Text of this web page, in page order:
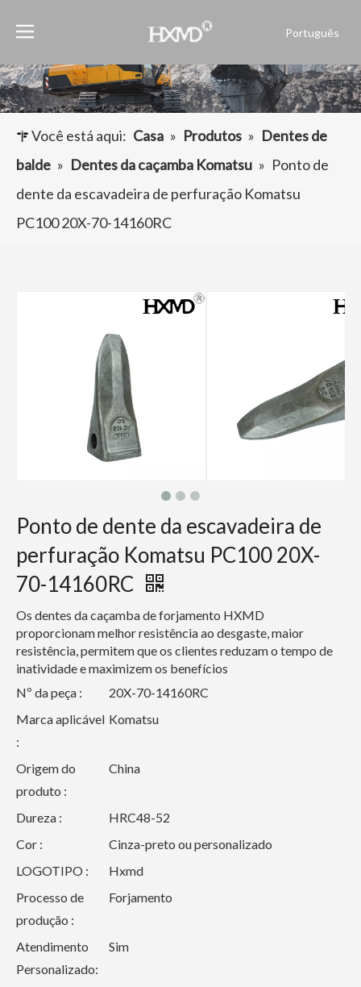
Português
العربية
Français
Pусский
Você está aqui: Casa » Produtos » Dentes de
balde » Dentes da caçamba Komatsu » Ponto de
dente da escavadeira de perfuração Komatsu
PC100 20X-70-14160RC
Ponto de dente da escavadeira de
perfuração Komatsu PC100 20X-
70-14160RC
Os dentes da caçamba de forjamento HXMD
proporcionam melhor resistência ao desgaste, maior
resistência, permitem que os clientes reduzam o tempo de
inatividade e maximizem os benefícios
Nº da peça :
20X-70-14160RC
Marca aplicável
:
Komatsu
Origem do
produto :
China
Dureza :
HRC48-52
Cor :
Cinza-preto ou personalizado
LOGOTIPO :
Hxmd
Processo de
produção :
Forjamento
Atendimento
Personalizado:
Sim